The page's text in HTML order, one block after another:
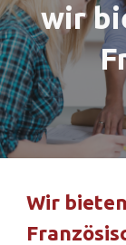
wir
Wir